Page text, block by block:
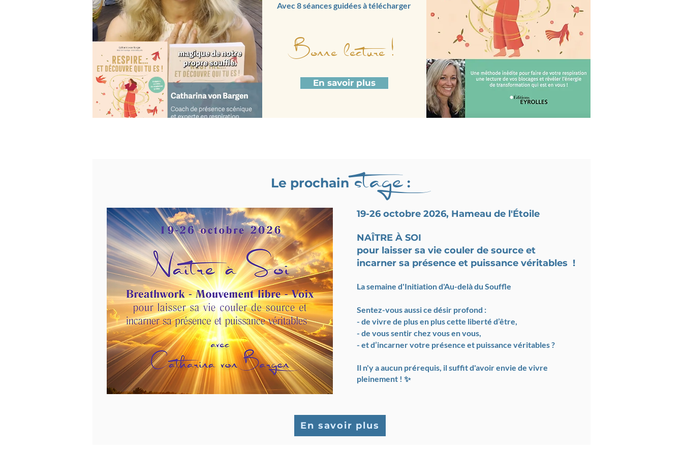
Avec 8 séances guidées à télécharger
Bonne lecture !
En savoir plus
Le prochain stage :
19-26 octobre 2026, Hameau de l'Étoile
NAÎTRE À SOI
pour laisser sa vie couler de source et
incarner sa présence et puissance véritables !
La semaine d'Initiation d'Au-delà du Souffle
Sentez-vous aussi ce désir profond :
- de vivre de plus en plus cette liberté d’être,
- de vous sentir chez vous en vous,
- et d’incarner votre présence et puissance véritables ?
Il n'y a aucun prérequis, il suffit d'avoir envie de vivre
pleinement ! ✨
En savoir plus